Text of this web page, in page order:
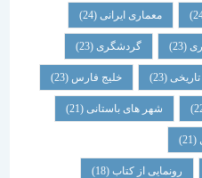
معماری ایرانی(24)
گردشگری (23)
خلیج فارس(23)
شهر های باستانی (21)
از کتاب (18)